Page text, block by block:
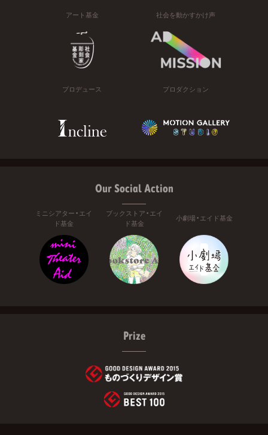
アート基金 社会を動かすかけ声
プロデュース プロダクション
Our Social Action
ミニシアター・エイ
ド基金
ブックストア・エイ
ド基金
小劇場・エイド基金
Prize